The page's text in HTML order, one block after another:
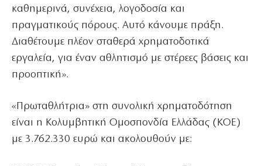
καθημερινά, συνέχεια, λογοδοσία και
πραγματικούς πόρους. Αυτό κάνουμε πράξη.
Διαθέτουμε πλέον σταθερά χρηματοδοτικά
εργαλεία, για έναν αθλητισμό με στέρεες βάσεις και
προοπτική».
«Πρωταθλήτρια» στη συνολική χρηματοδότηση
είναι η Κολυμβητική Ομοσπονδία Ελλάδας (ΚΟΕ)
με 3.762.330 ευρώ και ακολουθούν με: